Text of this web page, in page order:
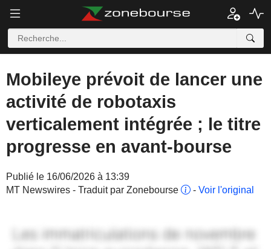
Mobileye prévoit de lancer une
activité de robotaxis
verticalement intégrée ; le titre
progresse en avant-bourse
Publié le 16/06/2026 à 13:39
MT Newswires - Traduit par Zonebourse
- Voir l'original